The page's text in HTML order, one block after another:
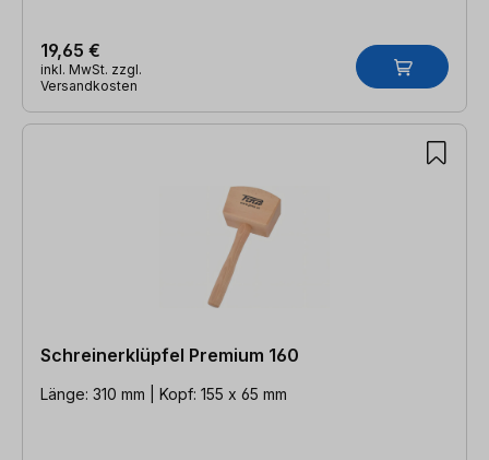
19,65 €
inkl. MwSt. zzgl.
Versandkosten
Schreinerklüpfel Premium 160
Länge: 310 mm | Kopf: 155 x 65 mm